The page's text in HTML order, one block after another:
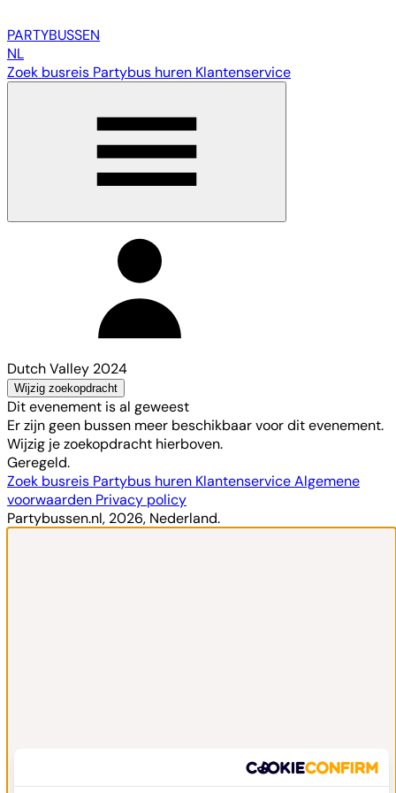
PARTYBUSSEN
NL
Zoek busreis Partybus huren Klantenservice
Dutch Valley 2024
Wijzig zoekopdracht
Dit evenement is al geweest
Er zijn geen bussen meer beschikbaar voor dit evenement.
Wijzig je zoekopdracht hierboven.
Geregeld.
Zoek busreis Partybus huren KlantenserviceAlgemene
voorwaarden Privacy policy
Partybussen.nl, 2026, Nederland.